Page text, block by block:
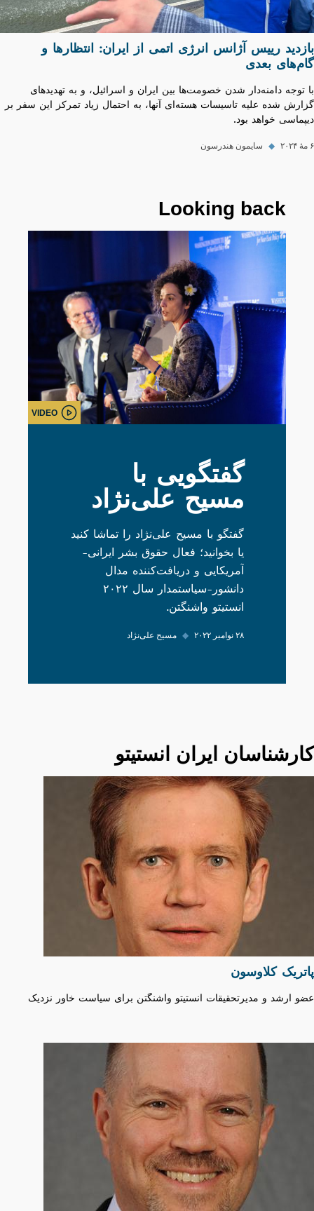
بازدید رییس آژانس انرژی اتمی از ایران: انتظارها و
گام‌های بعدی
با توجه دامنه‌دار شدن خصومت‌ها بین ایران و اسرائیل، و به تهدید‌های
گزارش شده علیه تاسیسات هسته‌ای آنها، به احتمال زیاد تمرکز این سفر بر
دیپماسی خواهد بود.
۶ مهٔ ۲۰۲۴ ◆ سایمون هندرسون
Looking back
VIDEO
گفتگویی با
مسیح علی‌نژاد
گفتگو با مسیح علی‌نژاد را تماشا کنید
یا بخوانید؛ فعال حقوق بشر ایرانی-
آمریکایی و دریافت‌کننده مدال
دانشور-سیاستمدار سال ۲۰۲۲
انستیتو واشنگتن.
۲۸ نوامبر ۲۰۲۲ ◆ مسیح علی‌نژاد
کارشناسان ایران انستیتو
پاتریک کلاوسون
عضو ارشد و مدیرتحقیقات انستیتو واشنگتن برای سیاست خاور نزدیک